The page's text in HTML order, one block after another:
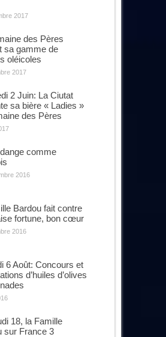
2017
des Pères
sa gamme de
oléicoles
2017
2 Juin: La Ciutat
sa bière « Ladies »
des Pères
comme
2016
Bardou fait contre
fortune, bon cœur
2016
6 Août: Concours et
d’huiles d’olives
18, la Famille
sur France 3